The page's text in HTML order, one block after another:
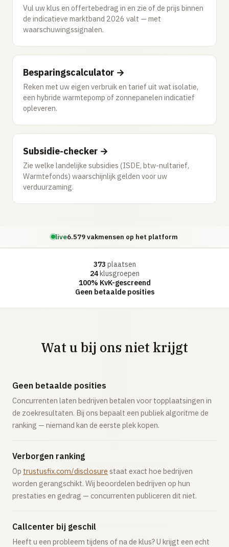
Vul uw klus en offertebedrag in en zie of de prijs binnen
de indicatieve marktband 2026 valt — met
waarschuwingssignalen.
Besparingscalculator →
Reken met uw eigen verbruik en tarief uit wat isolatie,
een hybride warmtepomp of zonnepanelen indicatief
opleveren.
Subsidie-checker →
Zie welke landelijke subsidies (ISDE, btw-nultarief,
Warmtefonds) waarschijnlijk gelden voor uw
verduurzaming.
live6.579 vakmensen op het platform
373 plaatsen
24klusgroepen
100% KvK-gescreend
Geen betaalde posities
Wat u bij ons niet krijgt
Geen betaalde posities
Concurrenten laten bedrijven betalen voor topplaatsingen in
de zoekresultaten. Bij ons bepaalt een publiek algoritme de
ranking — niemand kan de eerste plek kopen.
Verborgen ranking
Op trustusfix.com/disclosure staat exact hoe bedrijven
worden gerangschikt. Wij beoordelen bedrijven op hun
prestaties en gedrag — concurrenten publiceren dit niet.
Callcenter bij geschil
Heeft u een probleem tijdens of na de klus? U krijgt een echt